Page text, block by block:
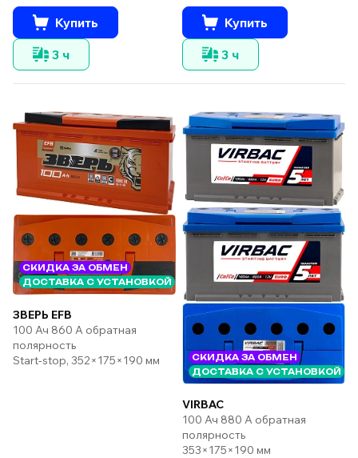
Купить
3 ч
Купить
3 ч
СКИДКА ЗА ОБМЕН
ДОСТАВКА С УСТАНОВКОЙ
ЗВЕРЬ EFB
100 Ач 860 А обратная
полярность
Start-stop, 352×175×190 мм
СКИДКА ЗА ОБМЕН
ДОСТАВКА С УСТАНОВКОЙ
VIRBAC
100 Ач 880 А обратная
полярность
353×175×190 мм